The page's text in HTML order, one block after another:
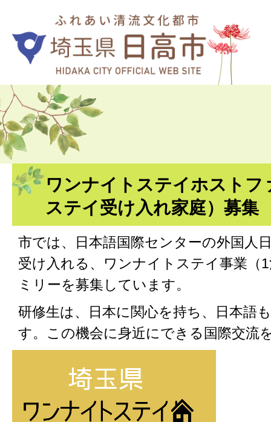
ワンナイトステイホストフ
ステイ受け入れ家庭）募集
市では、日本語国際センターの外国人
受け入れる、ワンナイトステイ事業（
ミリーを募集しています。
研修生は、日本に関心を持ち、日本語
す。この機会に身近にできる国際交流